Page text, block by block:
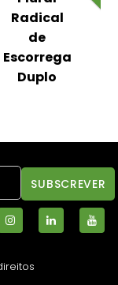
Radical
de
Escorrega
Duplo